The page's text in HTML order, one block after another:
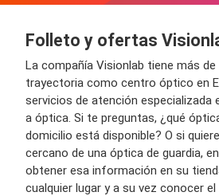
Folleto y ofertas
La compañía Visionlab tiene más de
trayectoria como centro óptico en
servicios de atención especializada
a óptica. Si te preguntas, ¿qué
domicilio está disponible? O si
cercano de una óptica de guardia,
obtener esa información en su
cualquier lugar y a su vez conocer